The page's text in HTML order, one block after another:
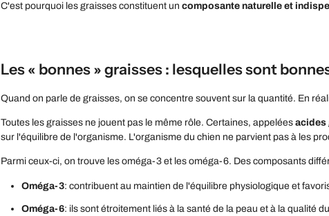
C'est pourquoi les graisses constituent un composante naturelle et
Les « bonnes » graisses : lesquelles sont
Quand on parle de graisses, on se concentre souvent sur la quantité. En
Toutes les graisses ne jouent pas le même rôle. Certaines, appelées acides
sur l'équilibre de l'organisme. L'organisme du chien ne parvient pas à les
Parmi ceux-ci, on trouve les oméga-3 et les oméga-6. Des composants
Oméga-3: contribuent au maintien de l'équilibre physiologique et
Oméga-6: ils sont étroitement liés à la santé de la peau et à la qualité